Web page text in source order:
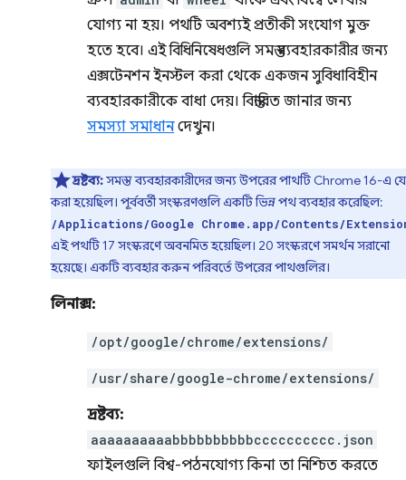
যোগ্য না হয়। পথটি অবশ্যই প্রতীকী সংযোগ মুক্ত
হতে হবে। এই বিধিনিষেধগুলি সমস্ত ব্যবহারকারীর জন্য
এক্সটেনশন ইনস্টল করা থেকে একজন সুবিধাবিহীন
ব্যবহারকারীকে বাধা দেয়। বিস্তারিত জানার জন্য
সমস্যা সমাধানদেখুন।
দ্রষ্টব্য:সমস্ত ব্যবহারকারীদের জন্য উপরের পাথটি Chrome 16-এ
করা হয়েছিল। পূর্ববর্তী সংস্করণগুলি একটি ভিন্ন পথ ব্যবহার করেছিল:
/Applications/Google Chrome.app/Contents/
এই পথটি 17 সংস্করণে অবনমিত হয়েছিল। 20 সংস্করণে সমর্থন সরানো
হয়েছে। একটি ব্যবহার করুন পরিবর্তে উপরের পাথগুলির।
লিনাক্স:
/opt/google/chrome/extensions/
/usr/share/google-chrome/extensions/
দ্রষ্টব্য:
aaaaaaaaaabbbbbbbbbbcccccccccc.json
ফাইলগুলি বিশ্ব-পঠনযোগ্য কিনা তা নিশ্চিত করতে